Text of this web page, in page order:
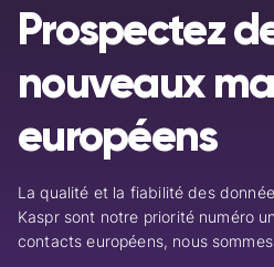
Prospectez
nouveaux
européens
La qualité et la fiabilité des
Kaspr sont notre priorité numéro
contacts européens, nous